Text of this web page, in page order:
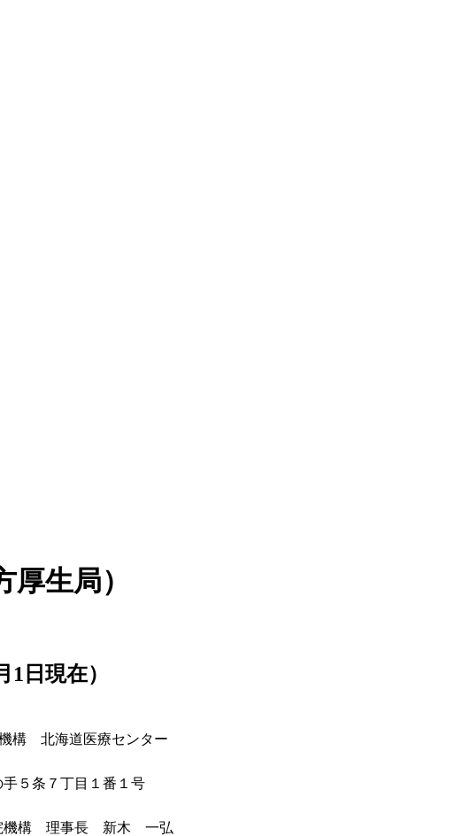
生局）
日現在）
構 北海道医療センター
５条７丁目１番１号
機構 理事長 新木 一弘